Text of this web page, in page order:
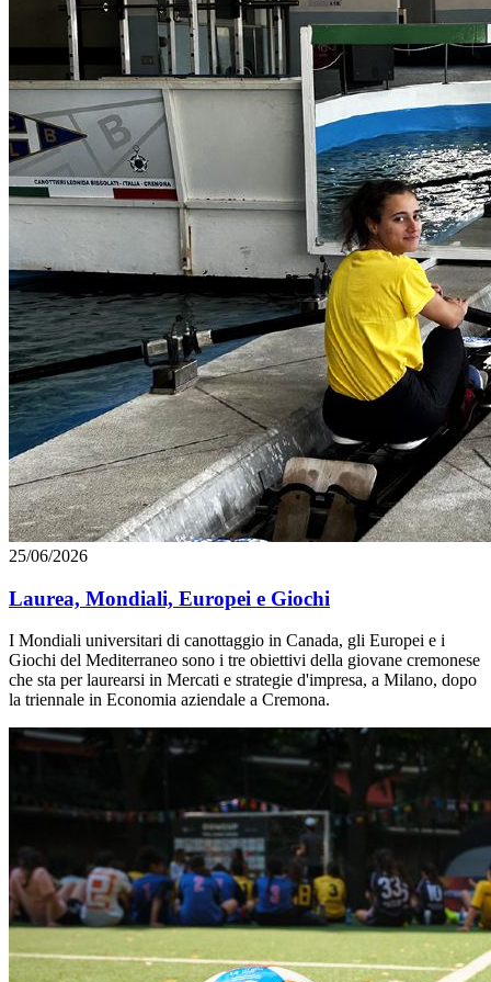
25/06/2026
Laurea, Mondiali, Europei e Giochi
I Mondiali universitari di canottaggio in Canada, gli Europei e i
Giochi del Mediterraneo sono i tre obiettivi della giovane cremonese
che sta per laurearsi in Mercati e strategie d'impresa, a Milano, dopo
la triennale in Economia aziendale a Cremona.